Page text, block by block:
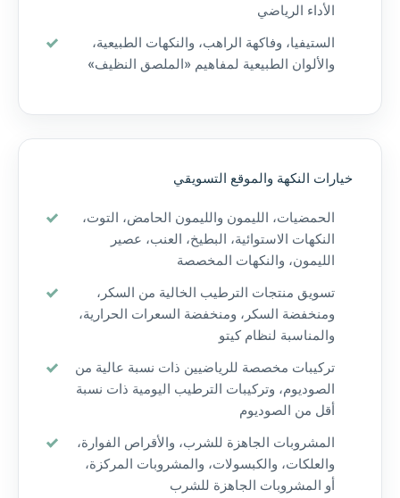
الأداء الرياضي
الستيفيا، وفاكهة الراهب، والنكهات الطبيعية،
والألوان الطبيعية لمفاهيم «الملصق النظيف»
خيارات النكهة والموقع التسويقي
الحمضيات، الليمون والليمون الحامض، التوت،
النكهات الاستوائية، البطيخ، العنب، عصير
الليمون، والنكهات المخصصة
تسويق منتجات الترطيب الخالية من السكر،
ومنخفضة السكر، ومنخفضة السعرات الحرارية،
والمناسبة لنظام كيتو
تركيبات مخصصة للرياضيين ذات نسبة عالية من
الصوديوم، وتركيبات الترطيب اليومية ذات نسبة
أقل من الصوديوم
المشروبات الجاهزة للشرب، والأقراص الفوارة،
والعلكات، والكبسولات، والمشروبات المركزة،
أو المشروبات الجاهزة للشرب